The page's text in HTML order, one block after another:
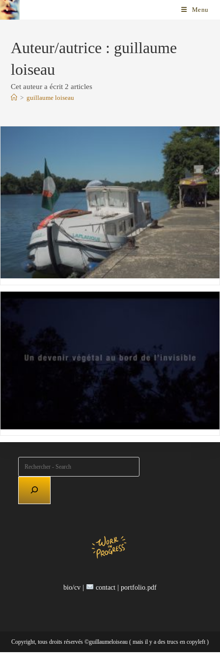
Skip
to
Menu
Auteur/autrice : guillaume
loiseau
Cet auteur a écrit 2 articles
> guillaume loiseau
bio/cv | contact | portfolio.pdf
Copyright, tous droits réservés ©guillaumeloiseau ( mais il y a des trucs en copyleft )